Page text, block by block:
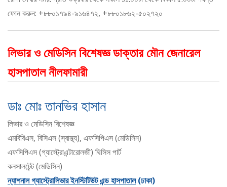
ফোন করুন: +৮৮০১৭৯৪-৯১৬৪৭২, +৮৮০১৮৬২-৫০২৭২০
লিভার ও মেডিসিন বিশেষজ্ঞ ডাক্তার মৌন জেনারেল
হাসপাতাল নীলফামারী
ডাঃ মোঃ তানভির হাসান
লিভার ও মেডিসিন বিশেষজ্ঞ
এমবিবিএস, বিসিএস (স্বাস্থ্য), এফসিপিএস (মেডিসিন)
এফসিপিএস (গ্যাস্ট্রোএন্টারোলজী) থিসিস পার্ট
কনসালটেন্ট (মেডিসিন)
ন্যাশনাল গ্যাস্ট্রোলিভার ইনস্টিটিউট এন্ড হাসপাতাল(ঢাকা)